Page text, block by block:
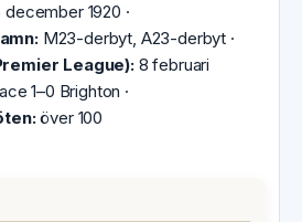
1920 ·
M23-derbyt, A23-derbyt ·
League):8 februari
1–0 Brighton ·
över 100